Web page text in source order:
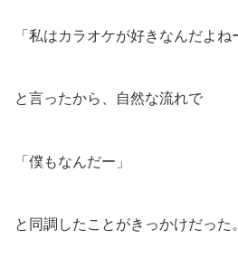
「私はカラオケが好きなんだよね
と言ったから、自然な流れで
「僕もなんだー」
と同調したことがきっかけだった。